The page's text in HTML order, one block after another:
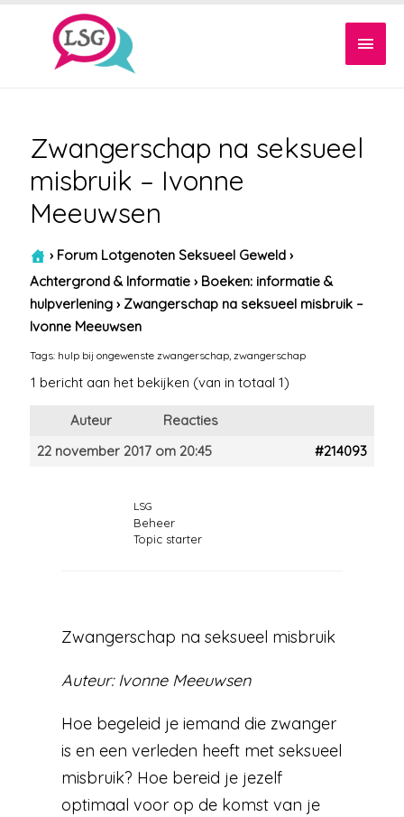
Zwangerschap na seksueel
misbruik – Ivonne
Meeuwsen
› Forum Lotgenoten Seksueel Geweld ›
Achtergrond & Informatie › Boeken: informatie &
hulpverlening › Zwangerschap na seksueel misbruik –
Ivonne Meeuwsen
Tags: hulp bij ongewenste zwangerschap zwangerschap
1 bericht aan het bekijken (van in totaal 1)
Auteur
Reacties
22 november 2017 om 20:45
#214093
LSG
Beheer
Topic starter
Zwangerschap na seksueel misbruik
Auteur: Ivonne Meeuwsen
Hoe begeleid je iemand die zwanger
is en een verleden heeft met seksueel
misbruik? Hoe bereid je jezelf
optimaal voor op de komst van je